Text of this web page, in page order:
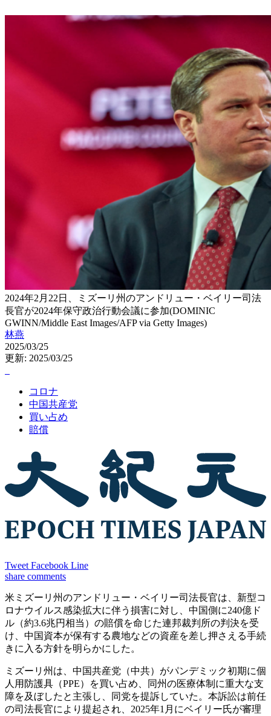
2024年2月22日、ミズーリ州のアンドリュー・ベイリー司法
長官が2024年保守政治行動会議に参加(DOMINIC
GWINN/Middle East Images/AFP via Getty Images)
林燕
2025/03/25
更新: 2025/03/25
コロナ
中国共産党
買い占め
賠償
Tweet Facebook Line
share comments
米ミズーリ州のアンドリュー・ベイリー司法長官は、新型コ
ロナウイルス感染拡大に伴う損害に対し、中国側に240億ド
ル（約3.6兆円相当）の賠償を命じた連邦裁判所の判決を受
け、中国資本が保有する農地などの資産を差し押さえる手続
きに入る方針を明らかにした。
ミズーリ州は、中国共産党（中共）がパンデミック初期に個
人用防護具（PPE）を買い占め、同州の医療体制に重大な支
障を及ぼしたと主張し、同党を提訴していた。本訴訟は前任
の司法長官により提起され、2025年1月にベイリー氏が審理